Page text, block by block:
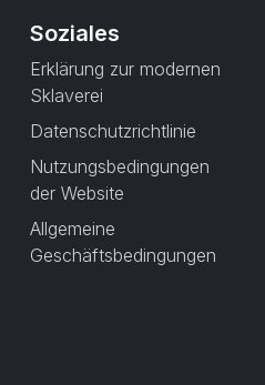
Soziales
Erklärung zur modernen
Sklaverei
Datenschutzrichtlinie
Nutzungsbedingungen
der Website
Allgemeine
Geschäftsbedingungen